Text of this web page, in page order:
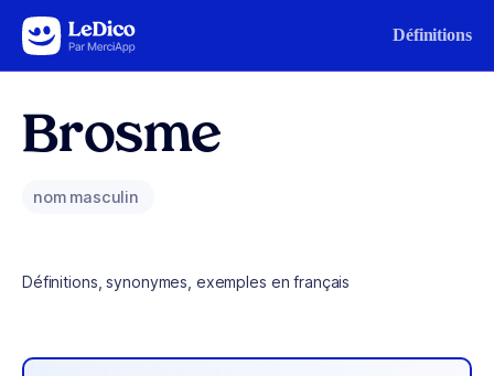
Aller au contenu Définitions
Brosme
nom masculin
Définitions, synonymes, exemples en français